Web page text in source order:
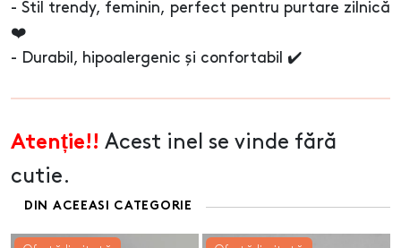
- Stil trendy, feminin, perfect pentru purtare zilnică
❤️
- Durabil, hipoalergenic și confortabil ✔️
Atenție!! Acest inel se vinde fără
cutie.
DIN ACEEASI CATEGORIE